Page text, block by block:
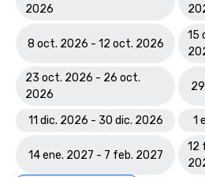
2026
8 oct. 2026 - 12 oct. 2026
15
23 oct. 2026 - 26 oct.
2026
11 dic. 2026 - 30 dic. 2026 1
14 ene. 2027 - 7 feb. 2027
12